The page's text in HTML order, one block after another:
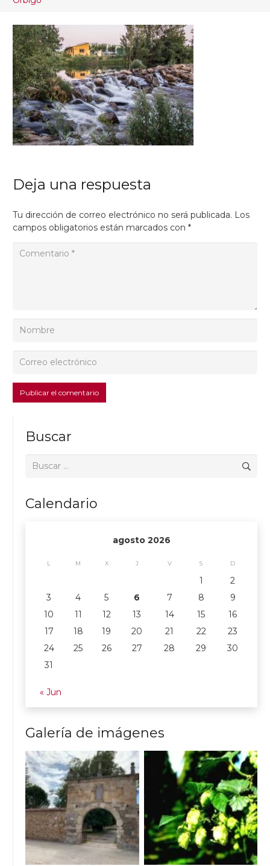
Deja una respuesta
Tu dirección de correo electrónico no será publicada. Los
campos obligatorios están marcados con *
Publicar el comentario
Buscar
Buscar:
Calendario
agosto 2026
L M X J V S D
1
2
3
4 5 6 7 8
9
10
11 12 13 14 15
16
17
18 19 20 21 22
23
24
25 26 27 28 29
30
31
« Jun
Galería de imágenes